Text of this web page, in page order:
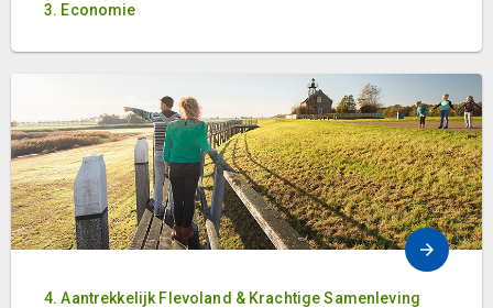
3. Economie
4. Aantrekkelijk Flevoland & Krachtige Samenleving